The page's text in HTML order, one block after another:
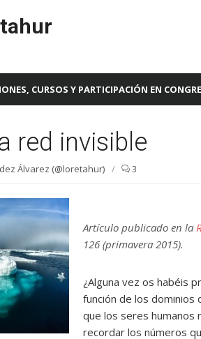
CURSOS Y PARTICIPACIÓN EN
red invisible
Álvarez (@loretahur) / 3
Artículo publicado en la
126 (primavera 2015).
¿Alguna vez os habéis
función de los dominios
que los seres humanos
recordar los números